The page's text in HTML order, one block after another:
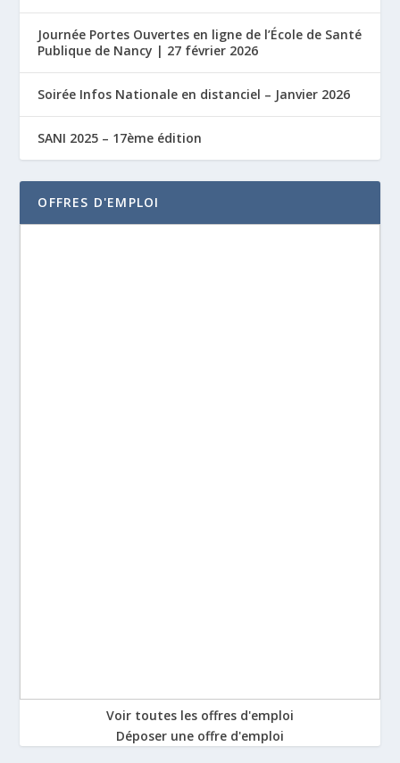
Journée Portes Ouvertes en ligne de l’École de Santé
Publique de Nancy | 27 février 2026
Soirée Infos Nationale en distanciel – Janvier 2026
SANI 2025 – 17ème édition
OFFRES D'EMPLOI
Voir toutes les offres d'emploi
Déposer une offre d'emploi